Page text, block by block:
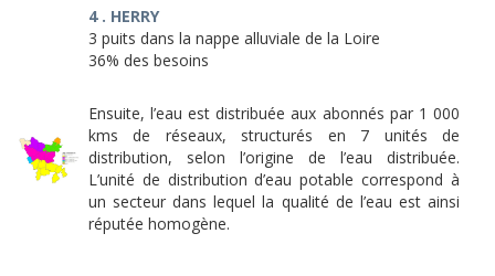
4 . HERRY
3 puits dans la nappe alluviale de la Loire
36% des besoins
Ensuite, l’eau est distribuée aux abonnés par 1 000
kms de réseaux, structurés en 7 unités de
distribution, selon l’origine de l’eau distribuée.
L’unité de distribution d’eau potable correspond à
un secteur dans lequel la qualité de l’eau est ainsi
réputée homogène.